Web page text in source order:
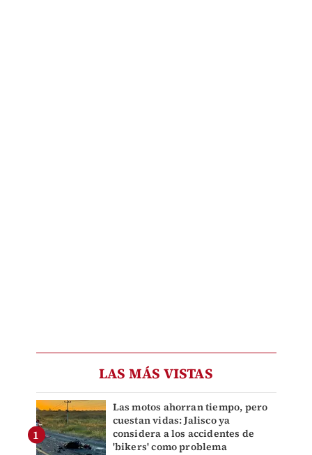
LAS MÁS VISTAS
Las motos ahorran tiempo, pero
cuestan vidas: Jalisco ya
considera a los accidentes de
'bikers' como problema